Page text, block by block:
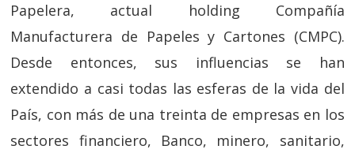
Papelera, actual holding Compañía
Manufacturera de Papeles y Cartones (CMPC).
Desde entonces, sus influencias se han
extendido a casi todas las esferas de la vida del
País, con más de una treinta de empresas en los
sectores financiero, Banco, minero, sanitario,